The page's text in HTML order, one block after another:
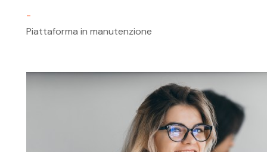
-
Piattaforma in manutenzione